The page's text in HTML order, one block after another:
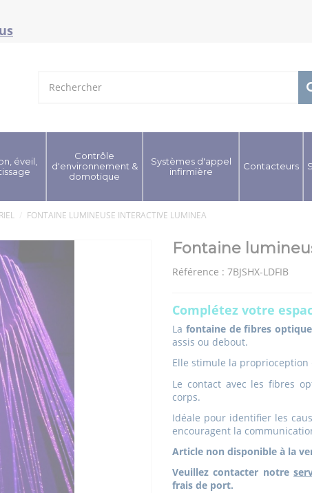
éveil,
Contrôle
d'environnement &
domotique
Systèmes d'appel
infirmière
Contacteurs
FONTAINE LUMINEUSE INTERACTIVE LUMINEA
Fontaine
Référence : 7BJSHX-LDFIB
Complétez votre
La fontaine de fibres
assis ou debout.
Elle stimule la proprioception
Le contact avec les fibres
corps.
Idéale pour identifier les
encouragent la
Article non disponible à la
Veuillez contacter notre
frais de port.